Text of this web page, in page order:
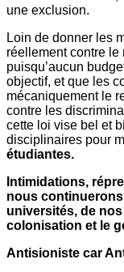
une exclusion.
Loin de donner les
réellement contre
puisqu’aucun
objectif, et que les
mécaniquement le
contre les
cette loi vise bel et
disciplinaires pour
étudiantes.
Intimidations,
nous
universités, de
colonisation et le
Antisioniste car